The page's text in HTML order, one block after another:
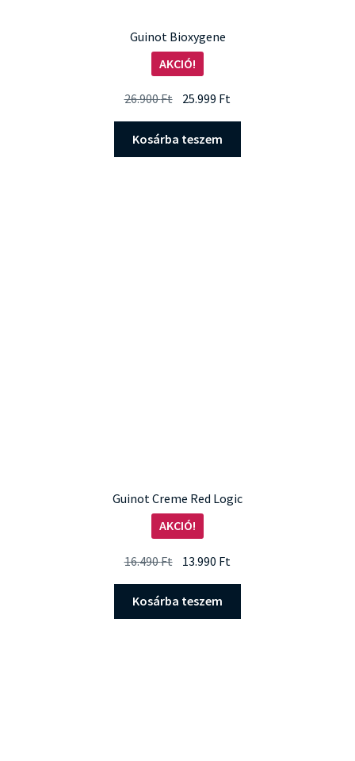
Guinot Bioxygene
AKCIÓ!
26.900Ft Original
price
was:
26.900 Ft.
25.999 Ft
price
25.999 Ft.
Kosárba teszem
Guinot Creme Red Logic
AKCIÓ!
16.490Ft Original
was:
16.490 Ft.
13.990 Ft
13.990 Ft.
Kosárba teszem